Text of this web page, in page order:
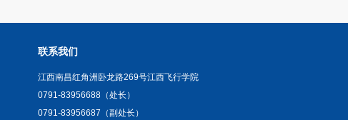
联系我们
江西南昌红角洲卧龙路269号江西飞行学院
0791-83956688（处长）
0791-83956687（副处长）